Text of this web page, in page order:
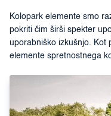
Kolopark elemente smo
pokriti čim širši spekter
uporabniško izkušnjo. Kot
elemente spretnostnega